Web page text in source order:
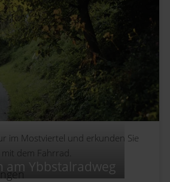
am Ybbstalradweg
im Mostviertel und erkunden Sie
dem Fahrrad.